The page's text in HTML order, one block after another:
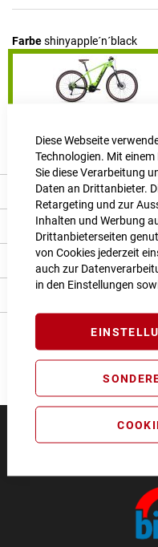
Diese Webseite
Technologien. Mit
Sie diese Verarbeitung
Daten an Drittanbieter.
Retargeting und zur
Inhalten und Werbung
Drittanbieterseiten
von Cookies jederzeit
auch zur
in den Einstellungen
Farbeshinyapple´n´black
Beschreibung
Produkt Details
Bewertungen
Angaben zur